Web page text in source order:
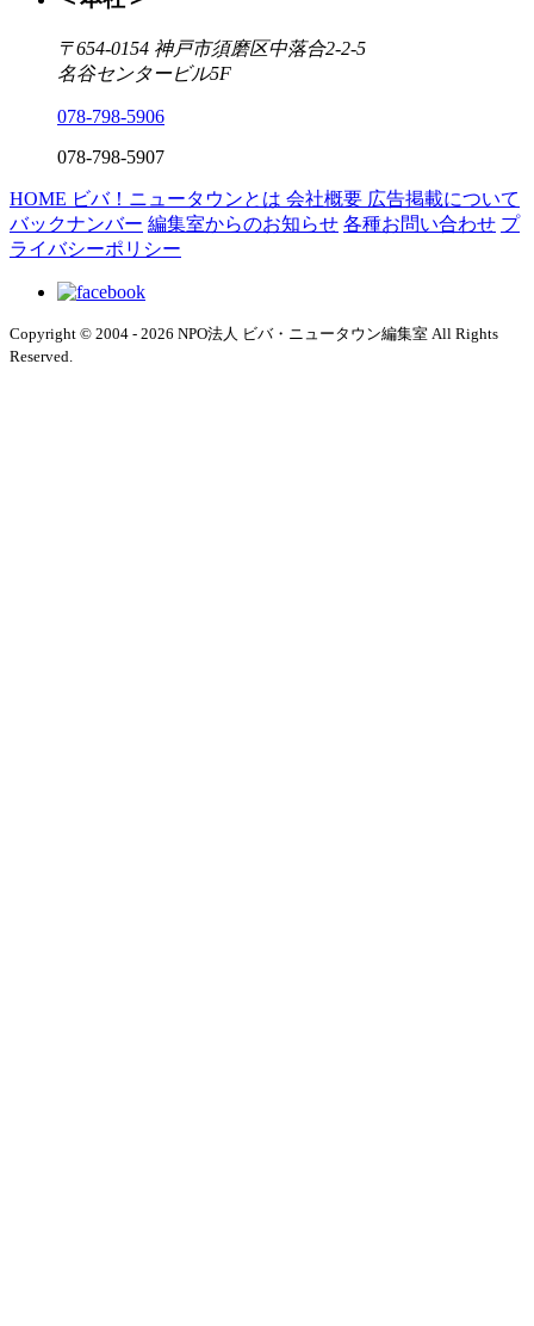
〒654-0154 神戸市須磨区中落合2-2-5
名谷センタービル5F
078-798-5906
078-798-5907
HOME ビバ！ニュータウンとは 会社概要 広告掲載について
バックナンバー 編集室からのお知らせ 各種お問い合わせ プ
ライバシーポリシー
Copyright © 2004 - 2026 NPO法人 ビバ・ニュータウン編集室 All Rights
Reserved.